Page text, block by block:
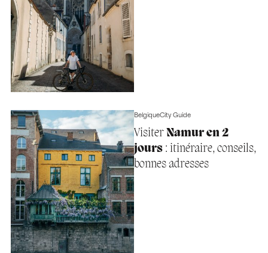
BelgiqueCity Guide
Visiter Namur en 2
jours: itinéraire, conseils,
bonnes adresses